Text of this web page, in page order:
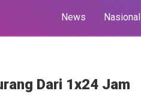
News Nasional
Dari 1x24 Jam